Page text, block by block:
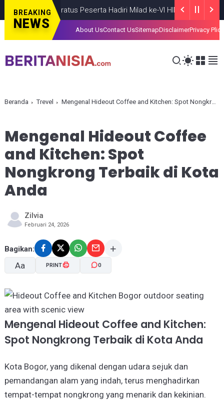
BREAKING
NEWS
Seratus Peserta Hadiri Milad ke-VI HIMMAH DIY Bertema
About UsContact UsSitemapDisclaimerPrivacy Plice
Beranda Trevel Mengenal Hideout Coffee and Kitchen: Spot Nongkrong Terbaik di Kota Anda
Mengenal Hideout Coffee
and Kitchen: Spot
Nongkrong Terbaik di Kota
Anda
Zilvia
Februari 24, 2026
Bagikan:
Aa
A-
PRINT 0
Mengenal Hideout Coffee and Kitchen:
Spot Nongkrong Terbaik di Kota Anda
Kota Bogor, yang dikenal dengan udara sejuk dan
pemandangan alam yang indah, terus menghadirkan
tempat-tempat nongkrong yang menarik dan kekinian.